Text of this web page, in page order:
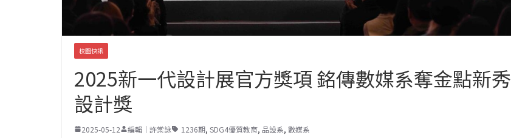
校園快訊
2025新一代設計展官方獎項 銘傳數媒系奪金點新秀
設計獎
2025-05-12 編輯｜許棠詠 1236期, SDG4優質教育, 品設系, 數媒系